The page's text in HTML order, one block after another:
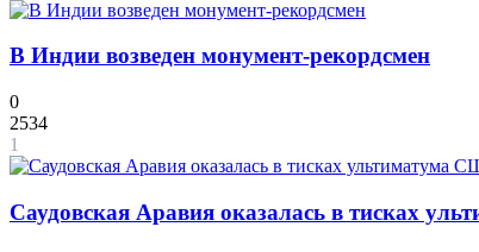
В Индии возведен монумент-рекордсмен
0
2534
1
Саудовская Аравия оказалась в тисках